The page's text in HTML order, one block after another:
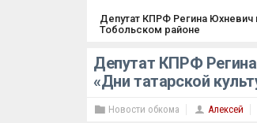
Депутат КПРФ Регина Юхневич
Тобольском районе
Депутат КПРФ
«Дни татарской
Новости обкома Алексей